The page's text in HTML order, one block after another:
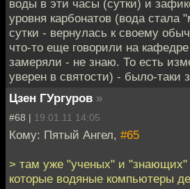
воды в эти часы (сутки) и
уровня карбонатов (вода стала
сутки - вернулась к своему
что-то еще говорили на
замеряли - не знаю. То есть
уверен в святости) - было-таки
Цзен ГУргуров »
#68 | 19.01.11 14:05
Кому: Пятый Ангел, #65
> там уже "ученых" и "знающих"
которые водяные компьютеры